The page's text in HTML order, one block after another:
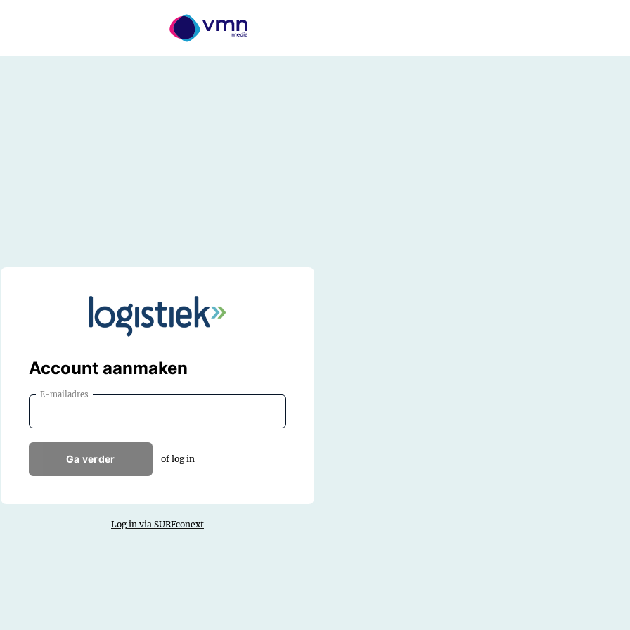
Account aanmaken
E-mailadres
Ga verder of log in
Log in via SURFconext